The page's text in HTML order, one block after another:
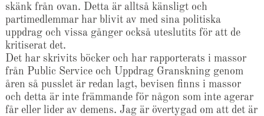
skänk från ovan. Detta är alltså känsligt och
partimedlemmar har blivit av med sina politiska
uppdrag och vissa gånger också uteslutits för att de
kritiserat det.
Det har skrivits böcker och har rapporterats i massor
från Public Service och Uppdrag Granskning genom
åren så pusslet är redan lagt, bevisen finns i massor
och detta är inte främmande för någon som inte agerar
får eller lider av demens. Jag är övertygad om att det är